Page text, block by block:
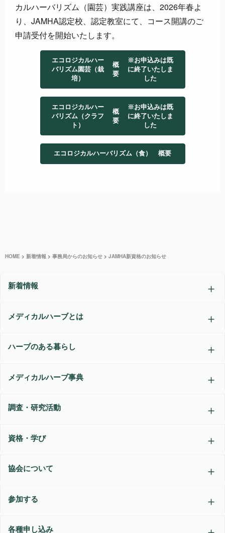
カルハーバリズム（園芸）実践講座は、2026年春よ
り、JAMHA認定校、認定教室にて、コース開講のご
申請受付を開始いたします。
エコロジカルハー
バリズム園芸（栽
培）
概
要
※お申込みは既
に終了いたしま
した
エコロジカルハー
バリズム（クラフ
ト）
概
要
※お申込みは既
に終了いたしま
した
エコロジカルハーバリズム（食） 概要
HOME > 新着情報 > 事務局からのお知らせ > JAMHA新資格のお知らせ
新着情報
メディカルハーブとは
ハーブのある暮らし
メディカルハーブ事典
調査・研究活動
資格・学び
協会について
参加する
各種申し込み